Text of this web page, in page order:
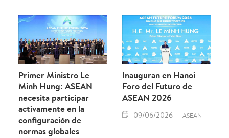
Primer Ministro Le
Minh Hung: ASEAN
necesita participar
activamente en la
configuración de
normas globales
Inauguran en Hanoi
Foro del Futuro de
ASEAN 2026
09/06/2026 ASEAN